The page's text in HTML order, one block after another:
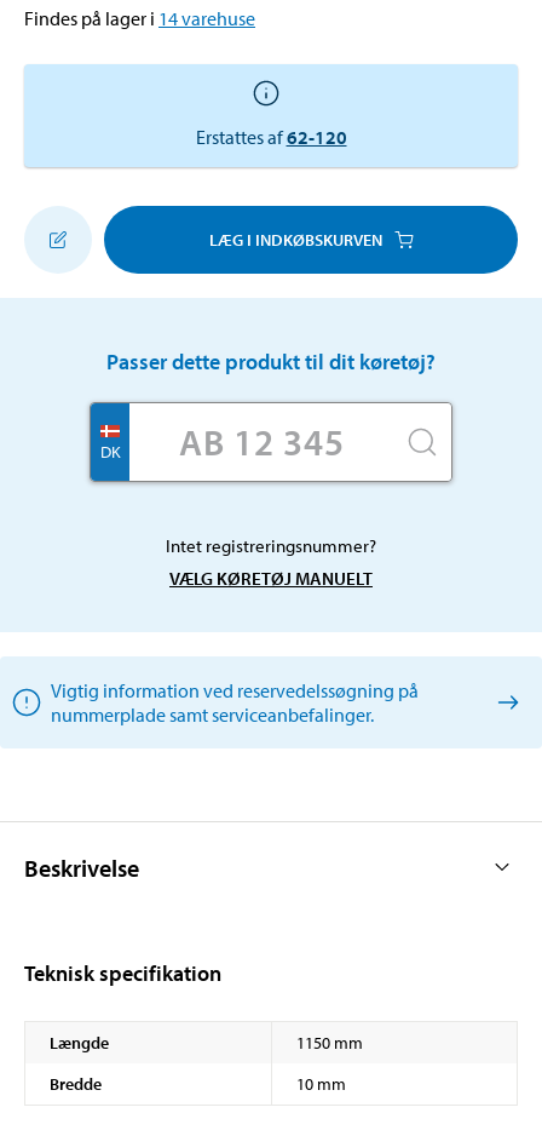
Findes på lager i 14varehuse
Erstattes af62-120
LÆG I INDKØBSKURVEN
Passer dette produkt til dit køretøj?
DK
Intet registreringsnummer?
VÆLG KØRETØJ MANUELT
Vigtig information ved reservedelssøgning på
nummerplade samt serviceanbefalinger.
Beskrivelse
Teknisk specifikation
Længde
1150 mm
Bredde
10 mm